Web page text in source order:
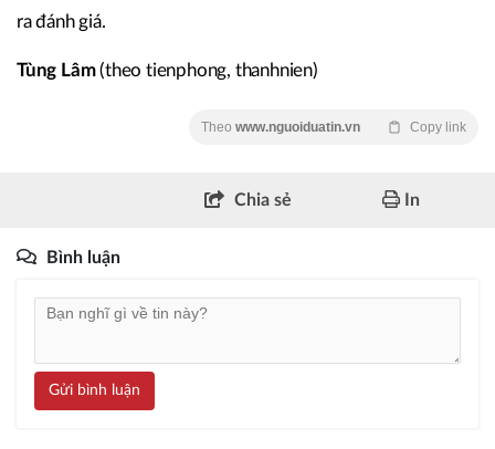
ra đánh giá.
Tùng Lâm(theo tienphong, thanhnien)
Theo www.nguoiduatin.vn Copy link
Chia sẻ In
Bình luận
Gửi bình luận